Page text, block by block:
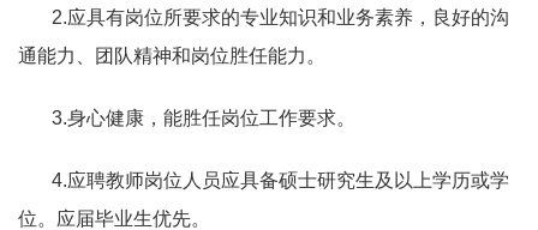
2.应具有岗位所要求的专业知识和业务素养，良好的沟
通能力、团队精神和岗位胜任能力。
3.身心健康，能胜任岗位工作要求。
4.应聘教师岗位人员应具备硕士研究生及以上学历或学
位。应届毕业生优先。